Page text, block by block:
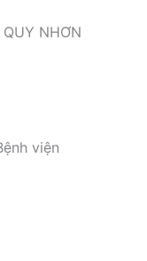
NHƠN
viện